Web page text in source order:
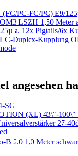
PC-FC/PC) E9/
LSZH 1,50 Meter
a. 12x Pigtails/6x
Duplex-Kupplung
angesehen
SG
(XL) 43\"-100\"
27-
B 2.0 1,0 Meter